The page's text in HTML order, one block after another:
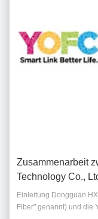
Zusammenarbeit
Technology Co.,
Einleitung Dongguan
Fiber" genannt) und die